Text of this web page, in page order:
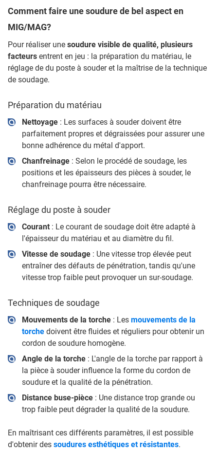
Comment faire une soudure de bel aspect en
MIG/MAG?
Pour réaliser une soudure visible de qualité, plusieurs
facteurs entrent en jeu : la préparation du matériau, le
réglage de du poste à souder et la maîtrise de la technique
de soudage.
Préparation du matériau
Nettoyage : Les surfaces à souder doivent être
parfaitement propres et dégraissées pour assurer une
bonne adhérence du métal d'apport.
Chanfreinage : Selon le procédé de soudage, les
positions et les épaisseurs des pièces à souder, le
chanfreinage pourra être nécessaire.
Réglage du poste à souder
Courant : Le courant de soudage doit être adapté à
l'épaisseur du matériau et au diamètre du fil.
Vitesse de soudage: Une vitesse trop élevée peut
entraîner des défauts de pénétration, tandis qu'une
vitesse trop faible peut provoquer un sur-soudage.
Techniques de soudage
Mouvements de la torche : Les mouvements de la
torchedoivent être fluides et réguliers pour obtenir un
cordon de soudure homogène.
Angle de la torche: L'angle de la torche par rapport à
la pièce à souder influence la forme du cordon de
soudure et la qualité de la pénétration.
Distance buse-pièce: Une distance trop grande ou
trop faible peut dégrader la qualité de la soudure.
En maîtrisant ces différents paramètres, il est possible
d'obtenir des soudures esthétiques et résistantes.